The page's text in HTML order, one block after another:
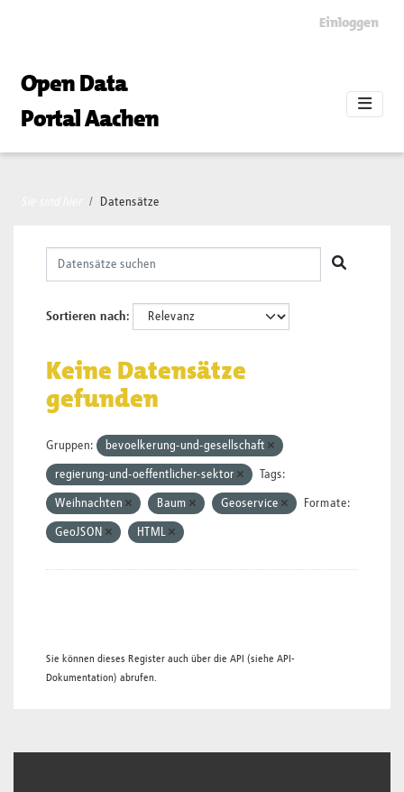
Einloggen
Open Data
Portal Aachen
Datensätze
Sortieren nach
Keine Datensätze
gefunden
Gruppen: bevoelkerung-und-gesellschaft
regierung-und-oeffentlicher-sektor Tags:
Weihnachten Baum Geoservice Formate:
GeoJSON HTML
Sie können dieses Register auch über die API (siehe API-
Dokumentation) abrufen.